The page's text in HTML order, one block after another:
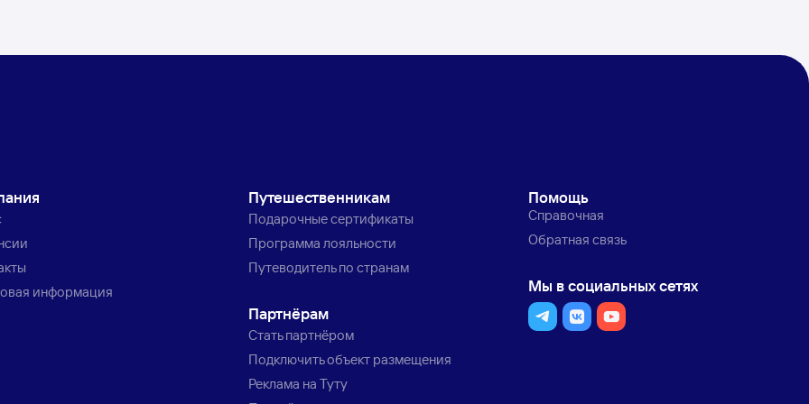
информация
Путешественникам
Подарочные сертификаты
Программа лояльности
Путеводитель по странам
Партнёрам
Стать партнёром
Подключить объект размещения
Реклама на Туту
Помощь
Справочная
Обратная связь
Мы в социальных сетях